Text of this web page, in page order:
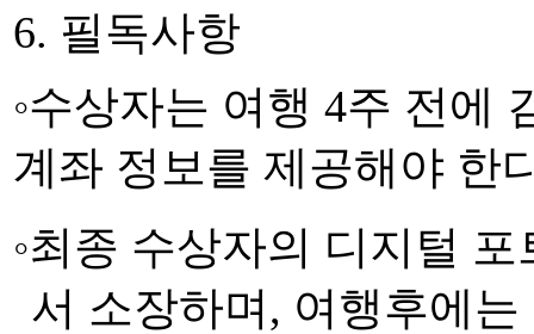
6. 필독사항
◦수상자는 여행 4주 전에
계좌 정보를 제공해야 한
◦최종 수상자의 디지털
서 소장하며, 여행후에는